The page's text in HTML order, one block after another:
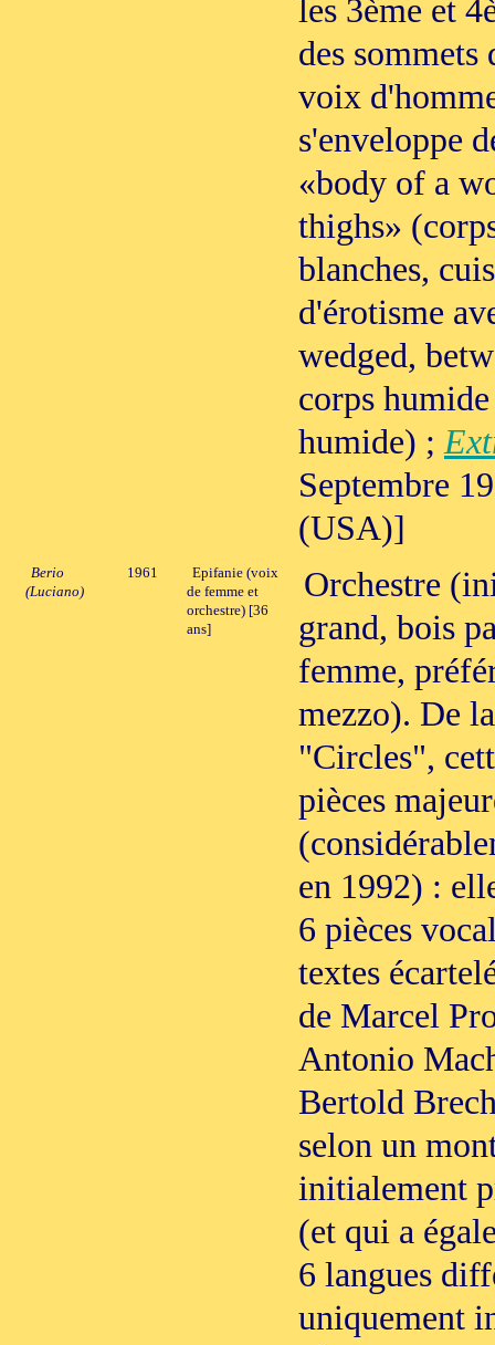
les 3ème et
des
voix
s'enveloppe
«body of a
thighs»
blanches,
d'érotisme
wedged,
corps
humide) ;
Septembre
(USA)]
Berio
(Luciano)
1961
Epifanie (voix
de femme et
orchestre) [36
ans]
Orchestre
grand, bois
femme,
mezzo). De
"Circles",
pièces
en 1992) :
6 pièces
textes
de Marcel
Antonio
Bertold
selon un
initialement
(et qui a
6 langues
uniquement